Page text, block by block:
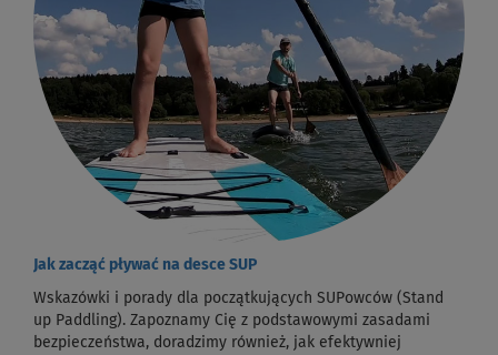
Jak zacząć pływać na desce SUP
Wskazówki i porady dla początkujących SUPowców (Stand
up Paddling). Zapoznamy Cię z podstawowymi zasadami
bezpieczeństwa, doradzimy również, jak efektywniej